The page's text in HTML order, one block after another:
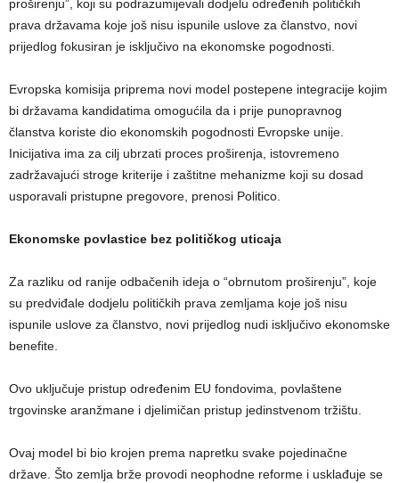
proširenju”, koji su podrazumijevali dodjelu određenih političkih
prava državama koje još nisu ispunile uslove za članstvo, novi
prijedlog fokusiran je isključivo na ekonomske pogodnosti.
Evropska komisija priprema novi model postepene integracije kojim
bi državama kandidatima omogućila da i prije punopravnog
članstva koriste dio ekonomskih pogodnosti Evropske unije.
Inicijativa ima za cilj ubrzati proces proširenja, istovremeno
zadržavajući stroge kriterije i zaštitne mehanizme koji su dosad
usporavali pristupne pregovore, prenosi Politico.
Ekonomske povlastice bez političkog uticaja
Za razliku od ranije odbačenih ideja o “obrnutom proširenju”, koje
su predviđale dodjelu političkih prava zemljama koje još nisu
ispunile uslove za članstvo, novi prijedlog nudi isključivo ekonomske
benefite.
Ovo uključuje pristup određenim EU fondovima, povlaštene
trgovinske aranžmane i djelimičan pristup jedinstvenom tržištu.
Ovaj model bi bio krojen prema napretku svake pojedinačne
države. Što zemlja brže provodi neophodne reforme i usklađuje se